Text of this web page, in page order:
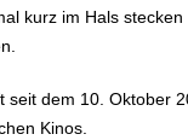
kurz im Hals stecken
seit dem 10. Oktober
Kinos.